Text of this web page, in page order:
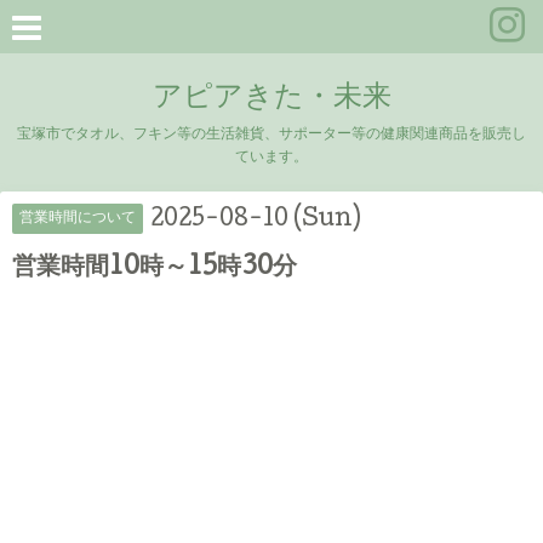
アピアきた・未来
宝塚市でタオル、フキン等の生活雑貨、サポーター等の健康関連商品を販売し
ています。
営業時間について 2025-08-10 (Sun)
営業時間10時～15時30分